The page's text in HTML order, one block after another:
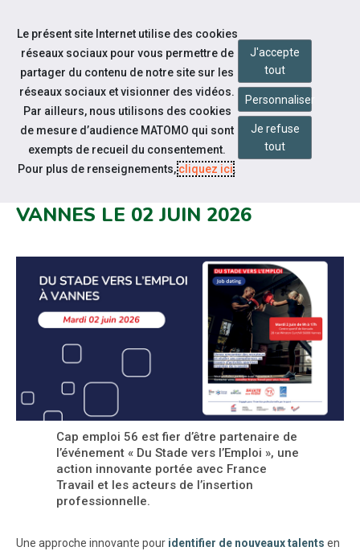
Aller au contenu
Notre actualité
JOB DATING « DU STADE VERS
VANNES LE 02 JUIN 2026
Cap emploi 56 est fier d’être partenaire de
l’événement « Du Stade vers l’Emploi », une
action innovante portée avec France
Travail et les acteurs de l’insertion
professionnelle.
Une approche innovante pour identifier de nouveaux talents en
Le présent site Internet utilise des cookies
réseaux sociaux pour vous permettre de
partager du contenu de notre site sur les
réseaux sociaux et visionner des vidéos.
Par ailleurs, nous utilisons des cookies
de mesure d’audience MATOMO qui sont
exempts de recueil du consentement.
Pour plus de renseignements,cliquez ici.
J'accepte
tout
Personnaliser
Je refuse
tout